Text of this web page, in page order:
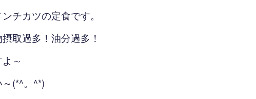
チカツの定食です。
取過多！油分過多！
～
(*^。^*)